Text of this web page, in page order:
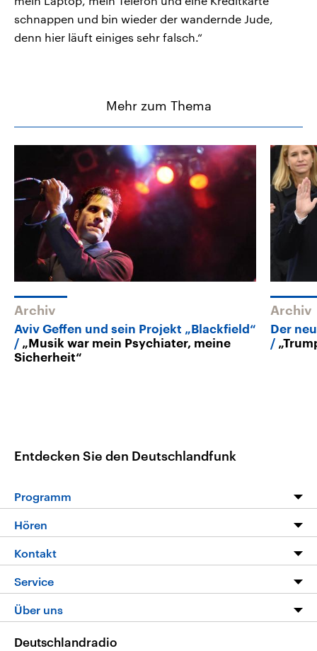
schnappen und bin wieder der wandernde Jude,
denn hier läuft einiges sehr falsch.“
Mehr zum Thema
Archiv
Aviv Geffen und sein Projekt „Blackfield“
„Musik war mein Psychiater, meine
Sicherheit“
Archiv
Der
Entdecken Sie den Deutschlandfunk
Programm
Programm
Die Nachrichten
Nachrichtenleicht
Neue Beiträge auf dlf.de
Hören
Livestream
Podcasts
Deutschlandfunk App
Nachrichten App
Kontakt
Hörerservice
Service
FAQ
Über uns
Deutschlandradio